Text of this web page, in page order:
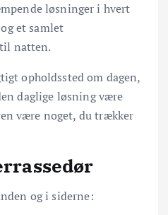
løsninger i hvert
et samlet
natten.
opholdssted om dagen,
daglige løsning være
være noget, du trækker
og i siderne: